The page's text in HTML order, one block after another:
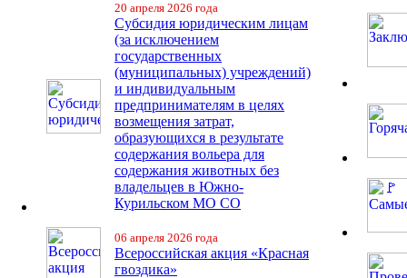
20 апреля 2026 года
Субсидия юридическим лицам
(за исключением
государственных
(муниципальных) учреждений)
и индивидуальным
предпринимателям в целях
возмещения затрат,
образующихся в результате
содержания вольера для
содержания животных без
владельцев в Южно-
Курильском МО СО
06 апреля 2026 года
Всероссийская акция «Красная
гвоздика»